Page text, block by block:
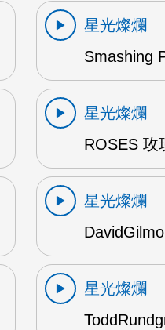
星光燦爛
Smashing
星光燦爛
ROSES 玫
星光燦爛
星光燦爛